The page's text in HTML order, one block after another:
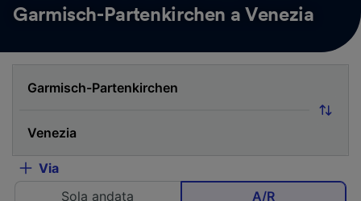
Garmisch-Partenkirchen a Venezia
Via
Sola andata
A/R